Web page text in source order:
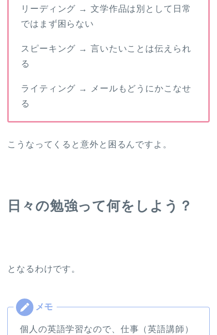
リーディング → 文学作品は別として日常
ではまず困らない
スピーキング → 言いたいことは伝えられ
る
ライティング → メールもどうにかこなせ
る
こうなってくると意外と困るんですよ。
日々の勉強って何をしよう？
となるわけです。
個人の英語学習なので、仕事（英語講師）